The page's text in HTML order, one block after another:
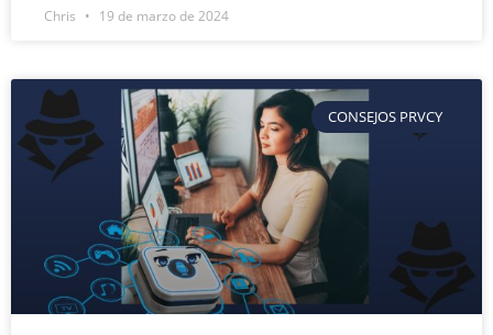
Chris 19 de marzo de 2024
CONSEJOS PRVCY